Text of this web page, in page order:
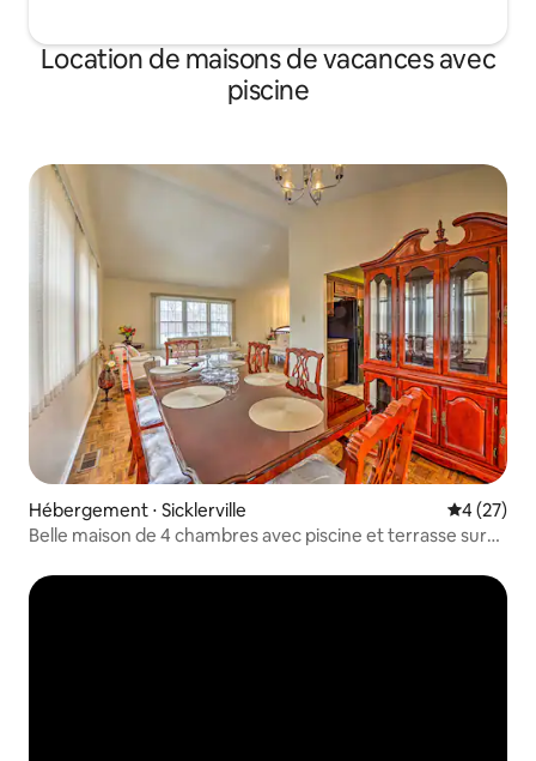
Location de maisons de vacances avec
piscine
Hébergement ⋅ Sicklerville
4 (27)
Belle maison de 4 chambres avec piscine et terrasse sur